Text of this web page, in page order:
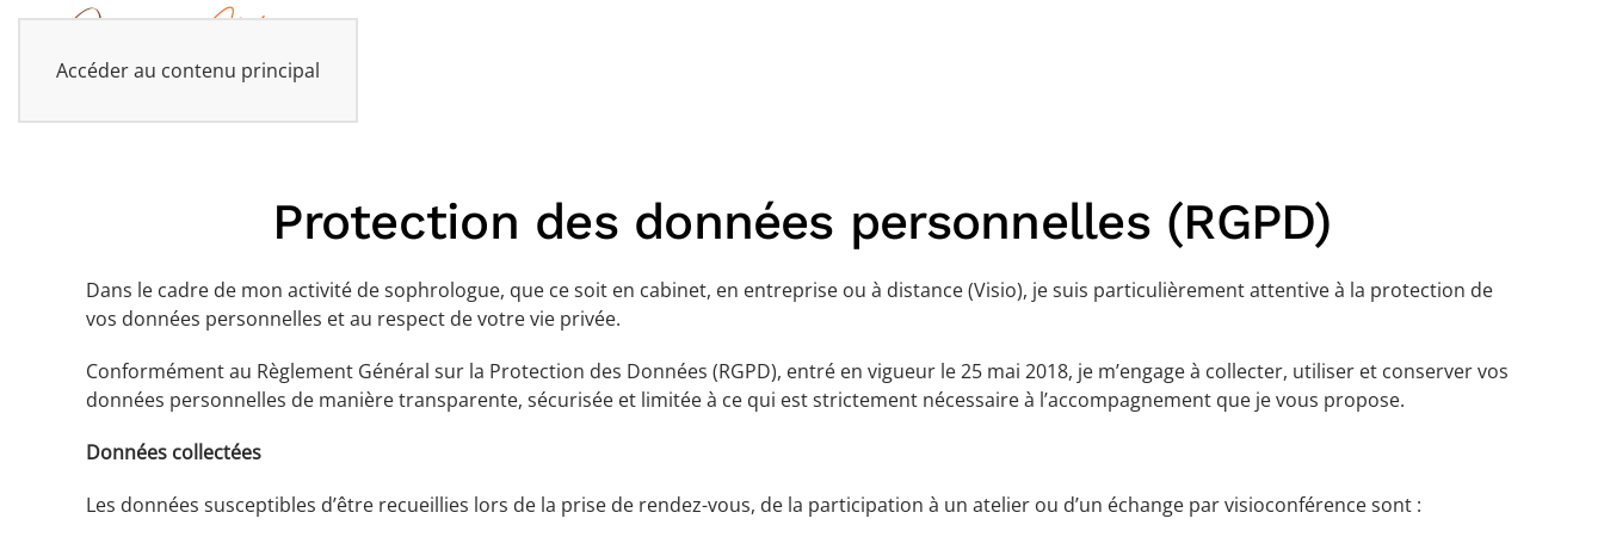
Accéder au contenu principal
Protection des données personnelles (RGPD)
Dans le cadre de mon activité de sophrologue, que ce soit en cabinet, en entreprise ou à distance (Visio), je suis particulièrement attentive à la protection de
vos données personnelles et au respect de votre vie privée.
Conformément au Règlement Général sur la Protection des Données (RGPD), entré en vigueur le 25 mai 2018, je m’engage à collecter, utiliser et conserver vos
données personnelles de manière transparente, sécurisée et limitée à ce qui est strictement nécessaire à l’accompagnement que je vous propose.
Données collectées
Les données susceptibles d’être recueillies lors de la prise de rendez-vous, de la participation à un atelier ou d’un échange par visioconférence sont :